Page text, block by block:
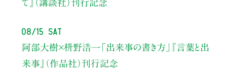
て』（講談社）刊行記念
08/15 Sat
阿部大樹×枡野浩一 「出来事の書き方」
『言葉と出
来事』（作品社）刊行記念